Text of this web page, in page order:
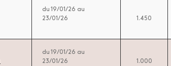
du 19/01/26 au
23/01/26
1.450
du 19/01/26 au
23/01/26
1.000